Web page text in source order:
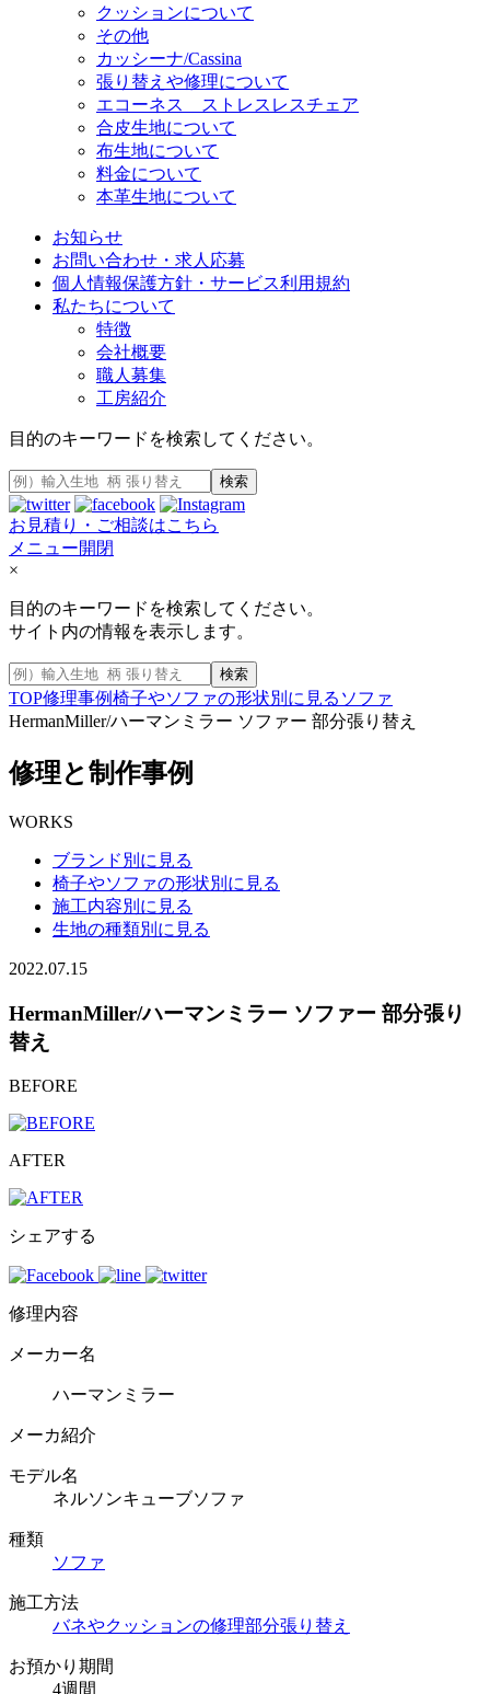
クッションについて
その他
カッシーナ/Cassina
張り替えや修理について
エコーネス ストレスレスチェア
合皮生地について
布生地について
料金について
本革生地について
お知らせ
お問い合わせ・求人応募
個人情報保護方針・サービス利用規約
私たちについて
特徴
会社概要
職人募集
工房紹介
目的のキーワードを検索してください。
検索
お見積り・ご相談はこちら
メニュー開閉
×
目的のキーワードを検索してください。
サイト内の情報を表示します。
検索
TOP修理事例椅子やソファの形状別に見る ソファ
HermanMiller/ハーマンミラー ソファー 部分張り替え
修理と制作事例
WORKS
ブランド別に見る
椅子やソファの形状別に見る
施工内容別に見る
生地の種類別に見る
2022.07.15
HermanMiller/ハーマンミラー ソファー 部分張り
替え
BEFORE
AFTER
シェアする
修理内容
メーカー名
ハーマンミラー
メーカ紹介
モデル名
ネルソンキューブソファ
種類
ソファ
施工方法
バネやクッションの修理部分張り替え
お預かり期間
4週間